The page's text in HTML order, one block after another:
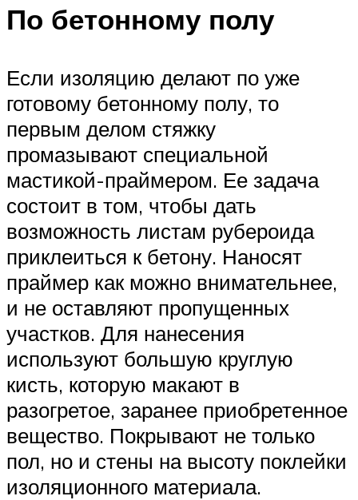
По бетонному полу
Если изоляцию делают по уже
готовому бетонному полу, то
первым делом стяжку
промазывают специальной
мастикой-праймером. Ее задача
состоит в том, чтобы дать
возможность листам рубероида
приклеиться к бетону. Наносят
праймер как можно внимательнее,
и не оставляют пропущенных
участков. Для нанесения
используют большую круглую
кисть, которую макают в
разогретое, заранее приобретенное
вещество. Покрывают не только
пол, но и стены на высоту поклейки
изоляционного материала.